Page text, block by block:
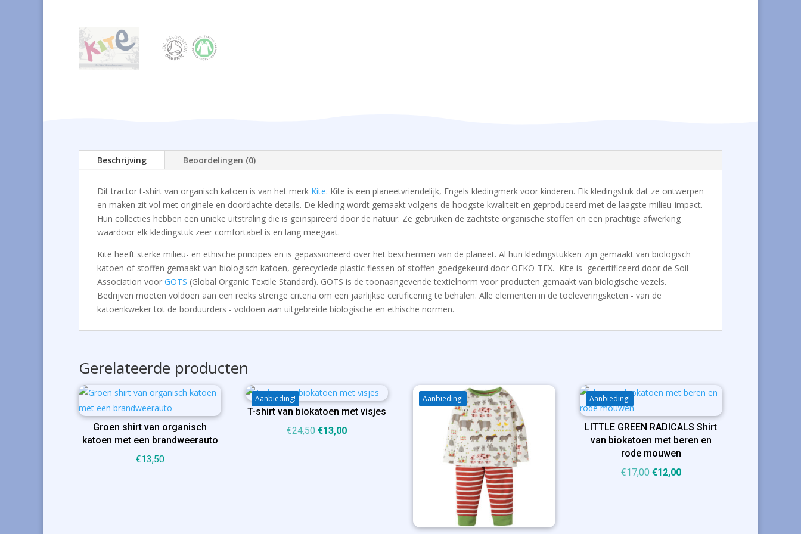
Beschrijving Beoordelingen (0)
Dit tractor t-shirt van organisch katoen is van het merk Kite. Kite is een planeetvriendelijk, Engels kledingmerk voor kinderen. Elk kledingstuk dat ze ontwerpen
en maken zit vol met originele en doordachte details. De kleding wordt gemaakt volgens de hoogste kwaliteit en geproduceerd met de laagste milieu-impact.
Hun collecties hebben een unieke uitstraling die is geïnspireerd door de natuur. Ze gebruiken de zachtste organische stoffen en een prachtige afwerking
waardoor elk kledingstuk zeer comfortabel is en lang meegaat.
Kite heeft sterke milieu- en ethische principes en is gepassioneerd over het beschermen van de planeet. Al hun kledingstukken zijn gemaakt van biologisch
katoen of stoffen gemaakt van biologisch katoen, gerecyclede plastic flessen of stoffen goedgekeurd door OEKO-TEX. Kite is gecertificeerd door de Soil
Association voor GOTS (Global Organic Textile Standard). GOTS is de toonaangevende textielnorm voor producten gemaakt van biologische vezels.
Bedrijven moeten voldoen aan een reeks strenge criteria om een ​​jaarlijkse certificering te behalen. Alle elementen in de toeleveringsketen - van de
katoenkweker tot de borduurders - voldoen aan uitgebreide biologische en ethische normen.
Gerelateerde producten
Groen shirt van organisch
katoen met een brandweerauto
€13,50
Aanbieding!
T-shirt van biokatoen met visjes
€24,50Oorspronkelijke
€13,00Huidige
Aanbieding! Aanbieding!
LITTLE GREEN RADICALS Shirt
van biokatoen met beren en
rode mouwen
€17,00 Oorspronkelijke
€12,00Huidige